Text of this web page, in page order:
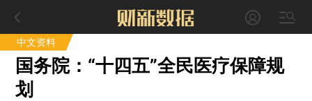
中文资料
国务院：“十四五”全民医疗保障规
划